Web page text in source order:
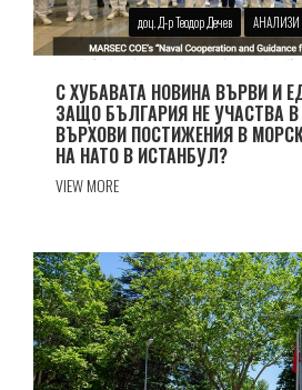
доц. Д-р Теодор Дечев АНАЛИЗИ
С ХУБАВАТА НОВИНА ВЪРВИ И
ЗАЩО БЪЛГАРИЯ НЕ УЧАСТВА
ВЪРХОВИ ПОСТИЖЕНИЯ В
НА НАТО В ИСТАНБУЛ?
VIEW MORE